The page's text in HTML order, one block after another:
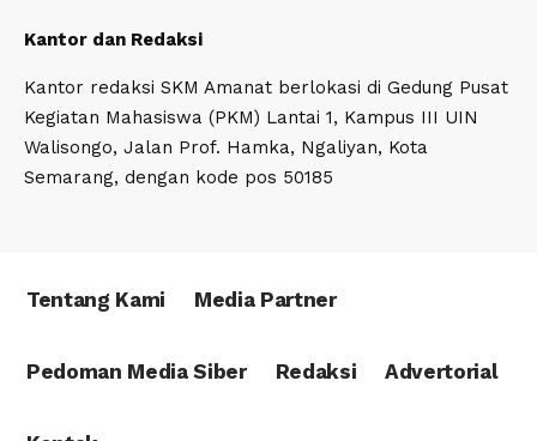
Kantor dan Redaksi
Kantor redaksi SKM Amanat berlokasi di Gedung Pusat
Kegiatan Mahasiswa (PKM) Lantai 1, Kampus III UIN
Walisongo, Jalan Prof. Hamka, Ngaliyan, Kota
Semarang, dengan kode pos 50185
Tentang Kami Media Partner
Pedoman Media Siber Redaksi Advertorial